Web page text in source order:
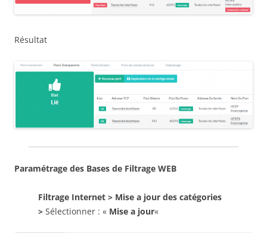
Résultat
Paramétrage des Bases de Filtrage WEB
Filtrage Internet > Mise a jour des catégories
> Sélectionner : « Mise a jour«